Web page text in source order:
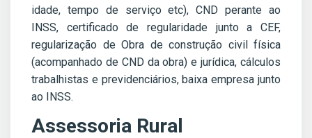
idade, tempo de serviço etc), CND perante ao
INSS, certificado de regularidade junto a CEF,
regularização de Obra de construção civil física
(acompanhado de CND da obra) e jurídica, cálculos
trabalhistas e previdenciários, baixa empresa junto
ao INSS.
Assessoria Rural